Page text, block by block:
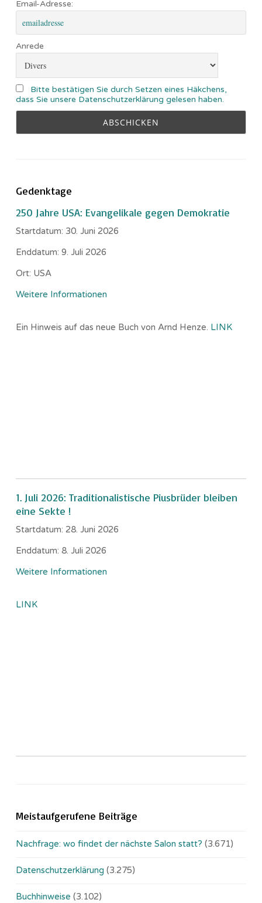
Email-Adresse:
Anrede
Bitte bestätigen Sie durch Setzen eines Häkchens,
dass Sie unsere Datenschutzerklärung gelesen haben.
Gedenktage
250 Jahre USA: Evangelikale gegen Demokratie
Startdatum: 30. Juni 2026
Enddatum: 9. Juli 2026
Ort: USA
Weitere Informationen
Ein Hinweis auf das neue Buch von Arnd Henze. LINK
1. Juli 2026: Traditionalistische Piusbrüder bleiben
eine Sekte !
Startdatum: 28. Juni 2026
Enddatum: 8. Juli 2026
Weitere Informationen
LINK
Meistaufgerufene Beiträge
Nachfrage: wo findet der nächste Salon statt? (3.671)
Datenschutzerklärung (3.275)
Buchhinweise (3.102)